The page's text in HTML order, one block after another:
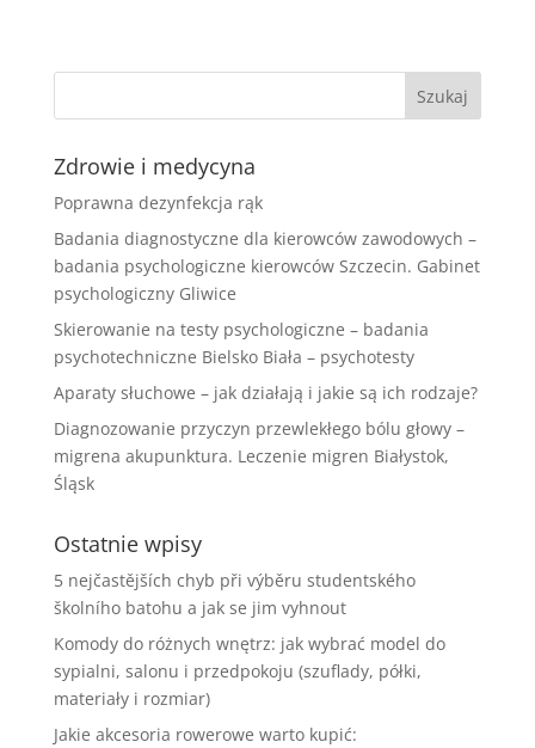
Zdrowie i medycyna
Poprawna dezynfekcja rąk
Badania diagnostyczne dla kierowców zawodowych –
badania psychologiczne kierowców Szczecin. Gabinet
psychologiczny Gliwice
Skierowanie na testy psychologiczne – badania
psychotechniczne Bielsko Biała – psychotesty
Aparaty słuchowe – jak działają i jakie są ich rodzaje?
Diagnozowanie przyczyn przewlekłego bólu głowy –
migrena akupunktura. Leczenie migren Białystok,
Śląsk
Ostatnie wpisy
5 nejčastějších chyb při výběru studentského
školního batohu a jak se jim vyhnout
Komody do różnych wnętrz: jak wybrać model do
sypialni, salonu i przedpokoju (szuflady, półki,
materiały i rozmiar)
Jakie akcesoria rowerowe warto kupić: